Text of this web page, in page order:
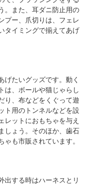
。また、耳ダニ防止用の
プー、爪切りは、フェレ
タイミングで揃えてあげ
げたいグッズです。動く
は、ボールや猫じゃらし
り、布などをくぐって遊
ト用のトンネルなどを設
レットにおもちゃを与え
しょう。そのほか、歯石
も市販されています。
出する時はハーネスとリ
ドする